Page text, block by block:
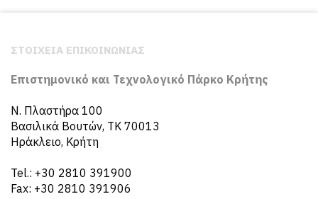
ΣΤΟΙΧΕΙΑ ΕΠΙΚΟΙΝΩΝΙΑΣ
Επιστημονικό και Τεχνολογικό Πάρκο Κρήτης
N. Πλαστήρα 100
Βασιλικά Βουτών, ΤΚ 70013
Ηράκλειο, Κρήτη
Tel.: +30 2810 391900
Fax: +30 2810 391906